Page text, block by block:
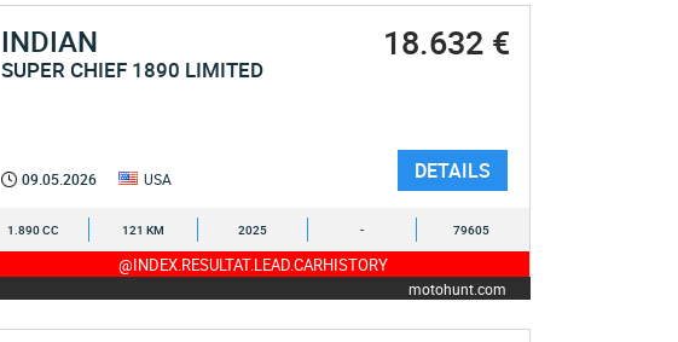
INDIAN
SUPER CHIEF 1890 LIMITED
18.632 €
09.05.2026 USA DETAILS
1.890 CC 121 KM 2025 - 79605
@INDEX.RESULTAT.LEAD.CARHISTORY
motohunt.com